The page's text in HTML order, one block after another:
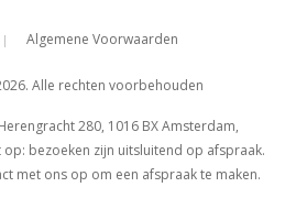
Van Amstel Negen
€ 500 excl. BTW
| Algemene Voorwaarden
Alle rechten voorbehouden
280, 1016 BX Amsterdam,
op: bezoeken zijn uitsluitend op afspraak.
met ons op om een afspraak te maken.